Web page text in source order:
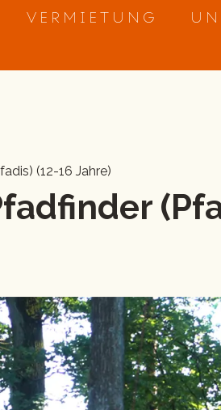
VERMIETUNG
(12-16 Jahre)